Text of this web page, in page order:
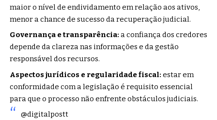
maior o nível de endividamento em relação aos ativos,
menor a chance de sucesso da recuperação judicial.
Governança e transparência: a confiança dos credores
depende da clareza nas informações e da gestão
responsável dos recursos.
Aspectos jurídicos e regularidade fiscal: estar em
conformidade com a legislação é requisito essencial
para que o processo não enfrente obstáculos judiciais.
@digitalpostt